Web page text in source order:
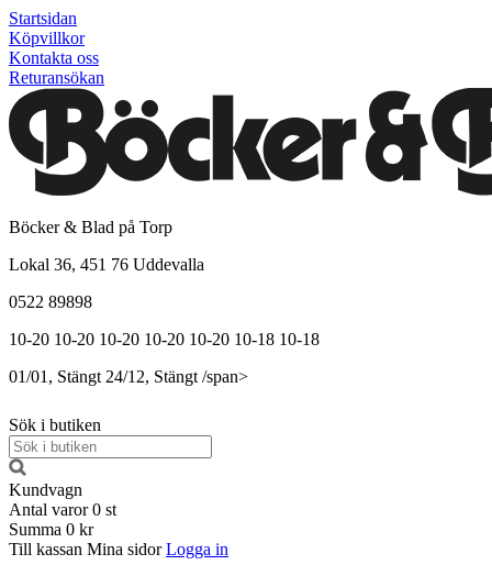
Startsidan
Köpvillkor
Kontakta oss
Returansökan
Böcker & Blad på Torp
Lokal 36, 451 76 Uddevalla
0522 89898
10-20 10-20 10-20 10-20 10-20 10-18 10-18
01/01, Stängt 24/12, Stängt /span>
Sök i butiken
Kundvagn
Antal varor 0 st
Summa 0 kr
Till kassan Mina sidor Logga in